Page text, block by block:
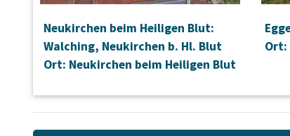
Neukirchen beim Heiligen Blut:
Walching, Neukirchen b. Hl. Blut
Ort: Neukirchen beim Heiligen Blut
Ort: